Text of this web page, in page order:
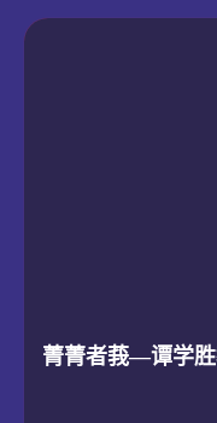
菁菁者莪—谭学